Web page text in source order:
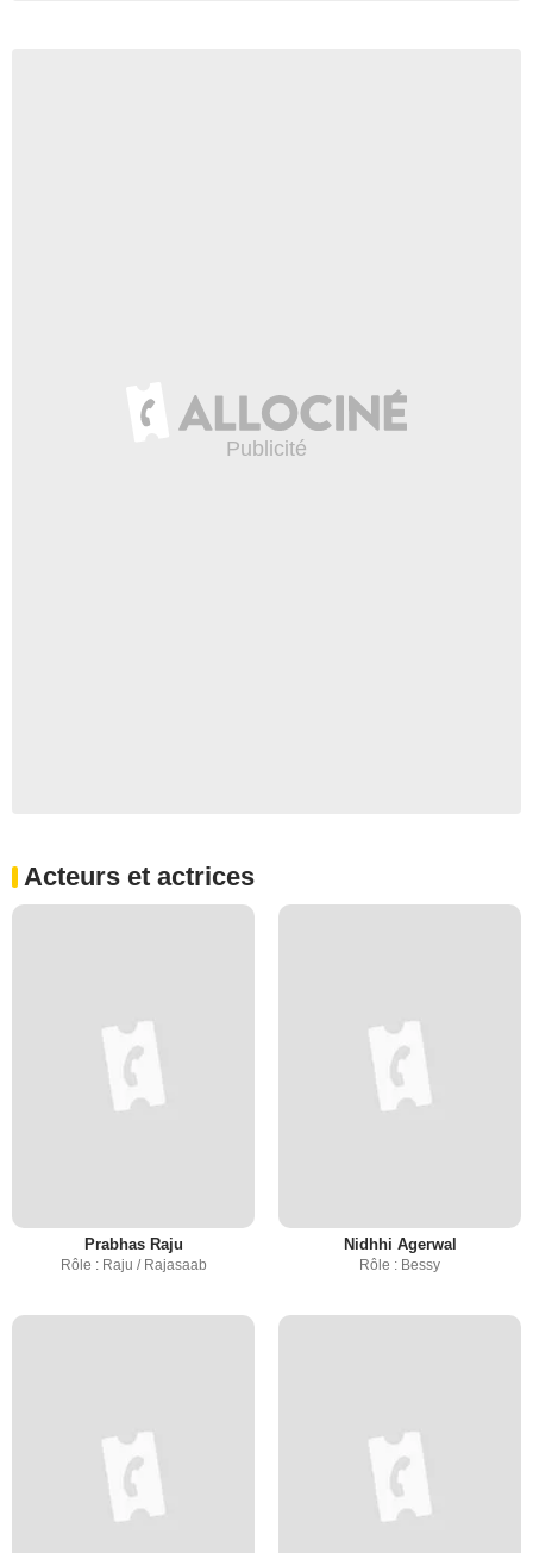
Acteurs et actrices
Prabhas Raju
Rôle : Raju / Rajasaab
Nidhhi Agerwal
Rôle : Bessy